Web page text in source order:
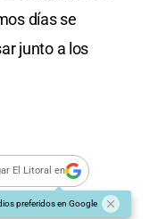
días se
junto a los
El Litoral en
preferidos en Google